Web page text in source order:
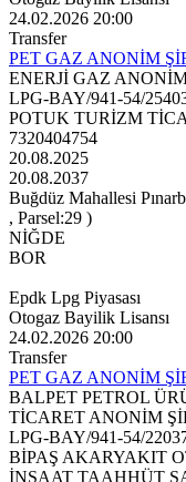
24.02.2026 20:00
Transfer
PET GAZ ANONİM
ENERJİ GAZ
LPG-BAY/941-54/
POTUK TURİZM
7320404754
20.08.2025
20.08.2037
Buğdüz Mahallesi
, Parsel:29 )
NİĞDE
BOR
Epdk Lpg Piyasası
Otogaz Bayilik Lisansı
24.02.2026 20:00
Transfer
PET GAZ ANONİM
BALPET PETROL
TİCARET ANONİM
LPG-BAY/941-54/
BİPAŞ AKARYAKIT
İNŞAAT TAAHHÜT